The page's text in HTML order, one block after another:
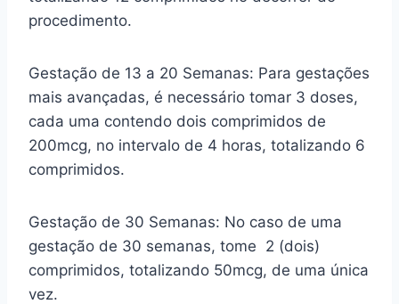
procedimento.
Gestação de 13 a 20 Semanas: Para gestações
mais avançadas, é necessário tomar 3 doses,
cada uma contendo dois comprimidos de
200mcg, no intervalo de 4 horas, totalizando 6
comprimidos.
Gestação de 30 Semanas: No caso de uma
gestação de 30 semanas, tome 2 (dois)
comprimidos, totalizando 50mcg, de uma única
vez.